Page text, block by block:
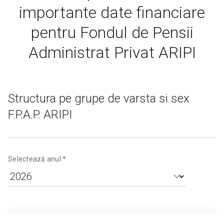
importante date financiare
pentru Fondul de Pensii
Administrat Privat ARIPI
Structura pe grupe de varsta si sex
F.P.A.P. ARIPI
Selectează anul *